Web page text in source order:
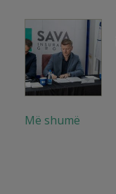
Më shumë